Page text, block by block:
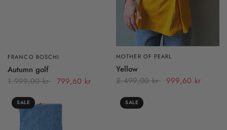
FRANCO BOSCHI
Autumn golf
1.999,00 kr 799,60 kr
MOTHER OF PEARL
Yellow
2.499,00 kr 999,60 kr
SALE SALE